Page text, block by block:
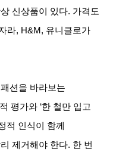
신상품이 있다. 가격도
라, H&M, 유니클로가
션을 바라보는
평가와 ‘한 철만 입고
적 인식이 함께
제거해야 한다. 한 번